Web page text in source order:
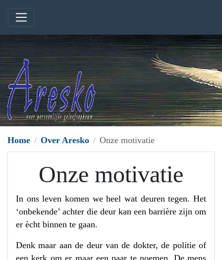
Home Over Aresko Onze motivatie
Onze motivatie
In ons leven komen we heel wat deuren tegen. Het
‘onbekende’ achter die deur kan een barrière zijn om
er ècht binnen te gaan.
Denk maar aan de deur van de dokter, de politie of
een kerk om er maar een paar te noemen. De mens